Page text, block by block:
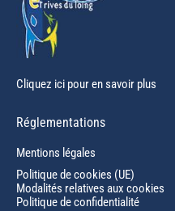
Cliquez ici pour en savoir plus
Réglementations
Mentions légales
Politique de cookies (UE)
Modalités relatives aux cookies
Politique de confidentialité